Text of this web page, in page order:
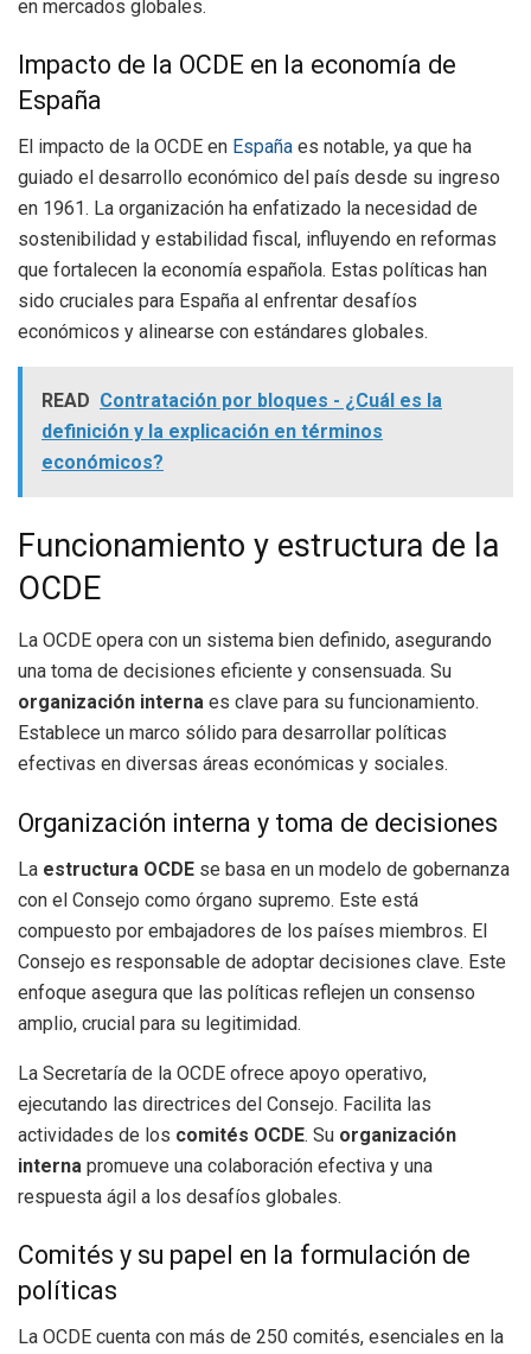
en mercados globales.
Impacto de la OCDE en la economía de
España
El impacto de la OCDE en España es notable, ya que ha
guiado el desarrollo económico del país desde su ingreso
en 1961. La organización ha enfatizado la necesidad de
sostenibilidad y estabilidad fiscal, influyendo en reformas
que fortalecen la economía española. Estas políticas han
sido cruciales para España al enfrentar desafíos
económicos y alinearse con estándares globales.
READ Contratación por bloques - ¿Cuál es la
definición y la explicación en términos
económicos?
Funcionamiento y estructura de la
OCDE
La OCDE opera con un sistema bien definido, asegurando
una toma de decisiones eficiente y consensuada. Su
organización interna es clave para su funcionamiento.
Establece un marco sólido para desarrollar políticas
efectivas en diversas áreas económicas y sociales.
Organización interna y toma de decisiones
La estructura OCDE se basa en un modelo de gobernanza
con el Consejo como órgano supremo. Este está
compuesto por embajadores de los países miembros. El
Consejo es responsable de adoptar decisiones clave. Este
enfoque asegura que las políticas reflejen un consenso
amplio, crucial para su legitimidad.
La Secretaría de la OCDE ofrece apoyo operativo,
ejecutando las directrices del Consejo. Facilita las
actividades de los comités OCDE. Su organización
interna promueve una colaboración efectiva y una
respuesta ágil a los desafíos globales.
Comités y su papel en la formulación de
políticas
La OCDE cuenta con más de 250 comités, esenciales en la